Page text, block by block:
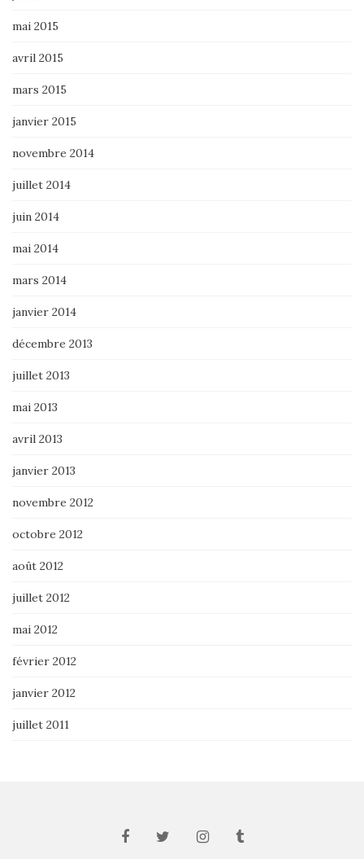
mai 2015
avril 2015
mars 2015
janvier 2015
novembre 2014
juillet 2014
juin 2014
mai 2014
mars 2014
janvier 2014
décembre 2013
juillet 2013
mai 2013
avril 2013
janvier 2013
novembre 2012
octobre 2012
août 2012
juillet 2012
mai 2012
février 2012
janvier 2012
juillet 2011